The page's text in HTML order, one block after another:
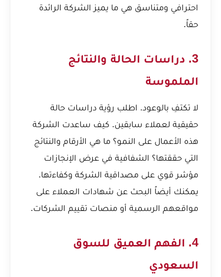
احترافي ومتناسق هي ما يميز الشركة الرائدة
حقاً.
3. دراسات الحالة والنتائج
الملموسة
لا تكتفِ بالوعود. اطلب رؤية دراسات حالة
حقيقية لعملاء سابقين. كيف ساعدت الشركة
هذه الأعمال على النمو؟ ما هي الأرقام والنتائج
التي حققتها؟ الشفافية في عرض الإنجازات
مؤشر قوي على مصداقية الشركة وكفاءتها.
يمكنك أيضاً البحث عن شهادات العملاء على
مواقعهم الرسمية أو منصات تقييم الشركات.
4. الفهم العميق للسوق
السعودي